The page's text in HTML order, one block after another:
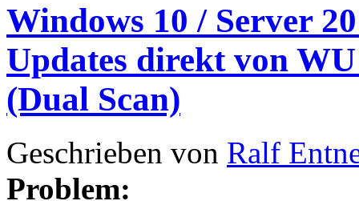
Windows 10 / Server
Updates direkt von
(Dual Scan)
Geschrieben von Ralf
Problem: